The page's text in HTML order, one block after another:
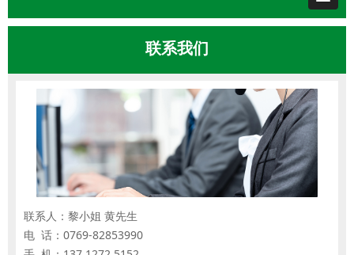
联系我们
联系人：黎小姐 黄先生
电 话：0769-82853990